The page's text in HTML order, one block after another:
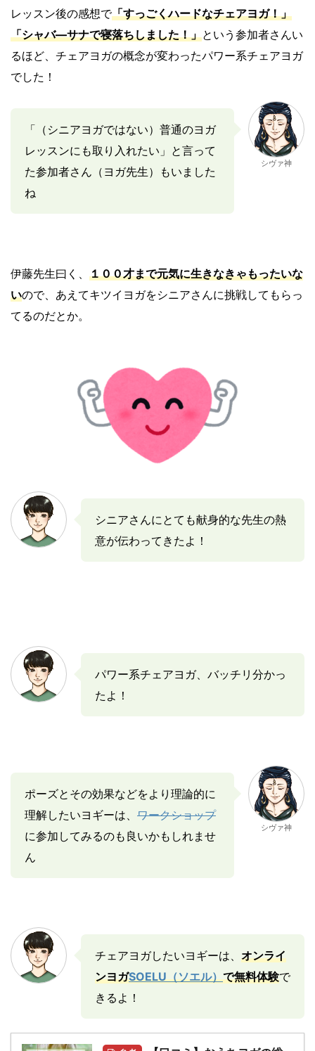
レッスン後の感想で「すっごくハードなチェアヨガ！」
「シャバ―サナで寝落ちしました！」という参加者さんい
るほど、チェアヨガの概念が変わったパワー系チェアヨガ
でした！
「（シニアヨガではない）普通のヨガ
レッスンにも取り入れたい」と言って
た参加者さん（ヨガ先生）もいました
ね
シヴァ神
伊藤先生曰く、 １００才まで元気に生きなきゃもったいな
いので、あえてキツイヨガをシニアさんに挑戦してもらっ
てるのだとか。
シニアさんにとても献身的な先生の熱
意が伝わってきたよ！
パワー系チェアヨガ、バッチリ分かっ
たよ！
ポーズとその効果などをより理論的に
理解したいヨギーは、 ワークショップ
に参加してみるのも良いかもしれませ
ん
シヴァ神
チェアヨガしたいヨギーは、 オンライ
ンヨガSOELU（ソエル）で無料体験で
きるよ！